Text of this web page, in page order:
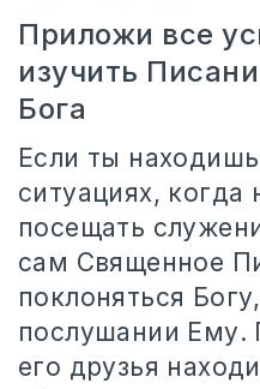
Приложи все
изучить
Бога
Если ты
ситуациях,
посещать
сам Священное
поклоняться
послушании Ему.
его друзья